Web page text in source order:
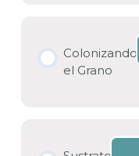
Colonizando
el Grano